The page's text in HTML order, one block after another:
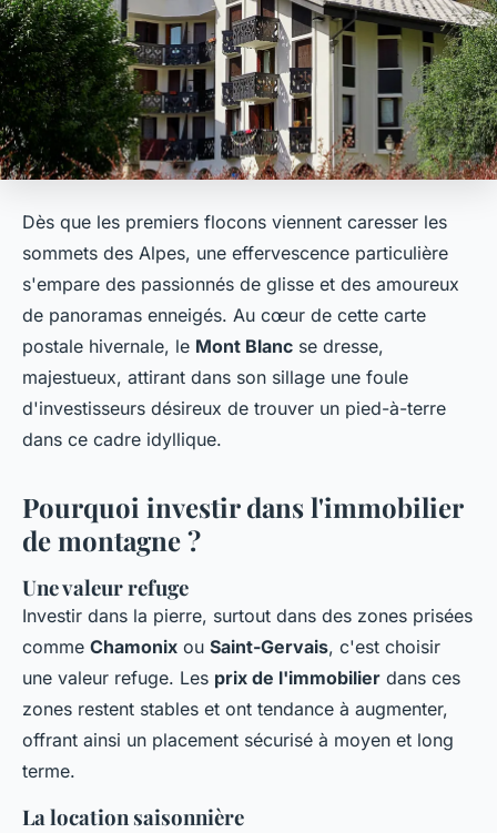
Dès que les premiers flocons viennent caresser les
sommets des Alpes, une effervescence particulière
s'empare des passionnés de glisse et des amoureux
de panoramas enneigés. Au cœur de cette carte
postale hivernale, le Mont Blanc se dresse,
majestueux, attirant dans son sillage une foule
d'investisseurs désireux de trouver un pied-à-terre
dans ce cadre idyllique.
Pourquoi investir dans l'immobilier
de montagne ?
Une valeur refuge
Investir dans la pierre, surtout dans des zones prisées
comme Chamonix ou Saint-Gervais, c'est choisir
une valeur refuge. Les prix de l'immobilier dans ces
zones restent stables et ont tendance à augmenter,
offrant ainsi un placement sécurisé à moyen et long
terme.
La location saisonnière